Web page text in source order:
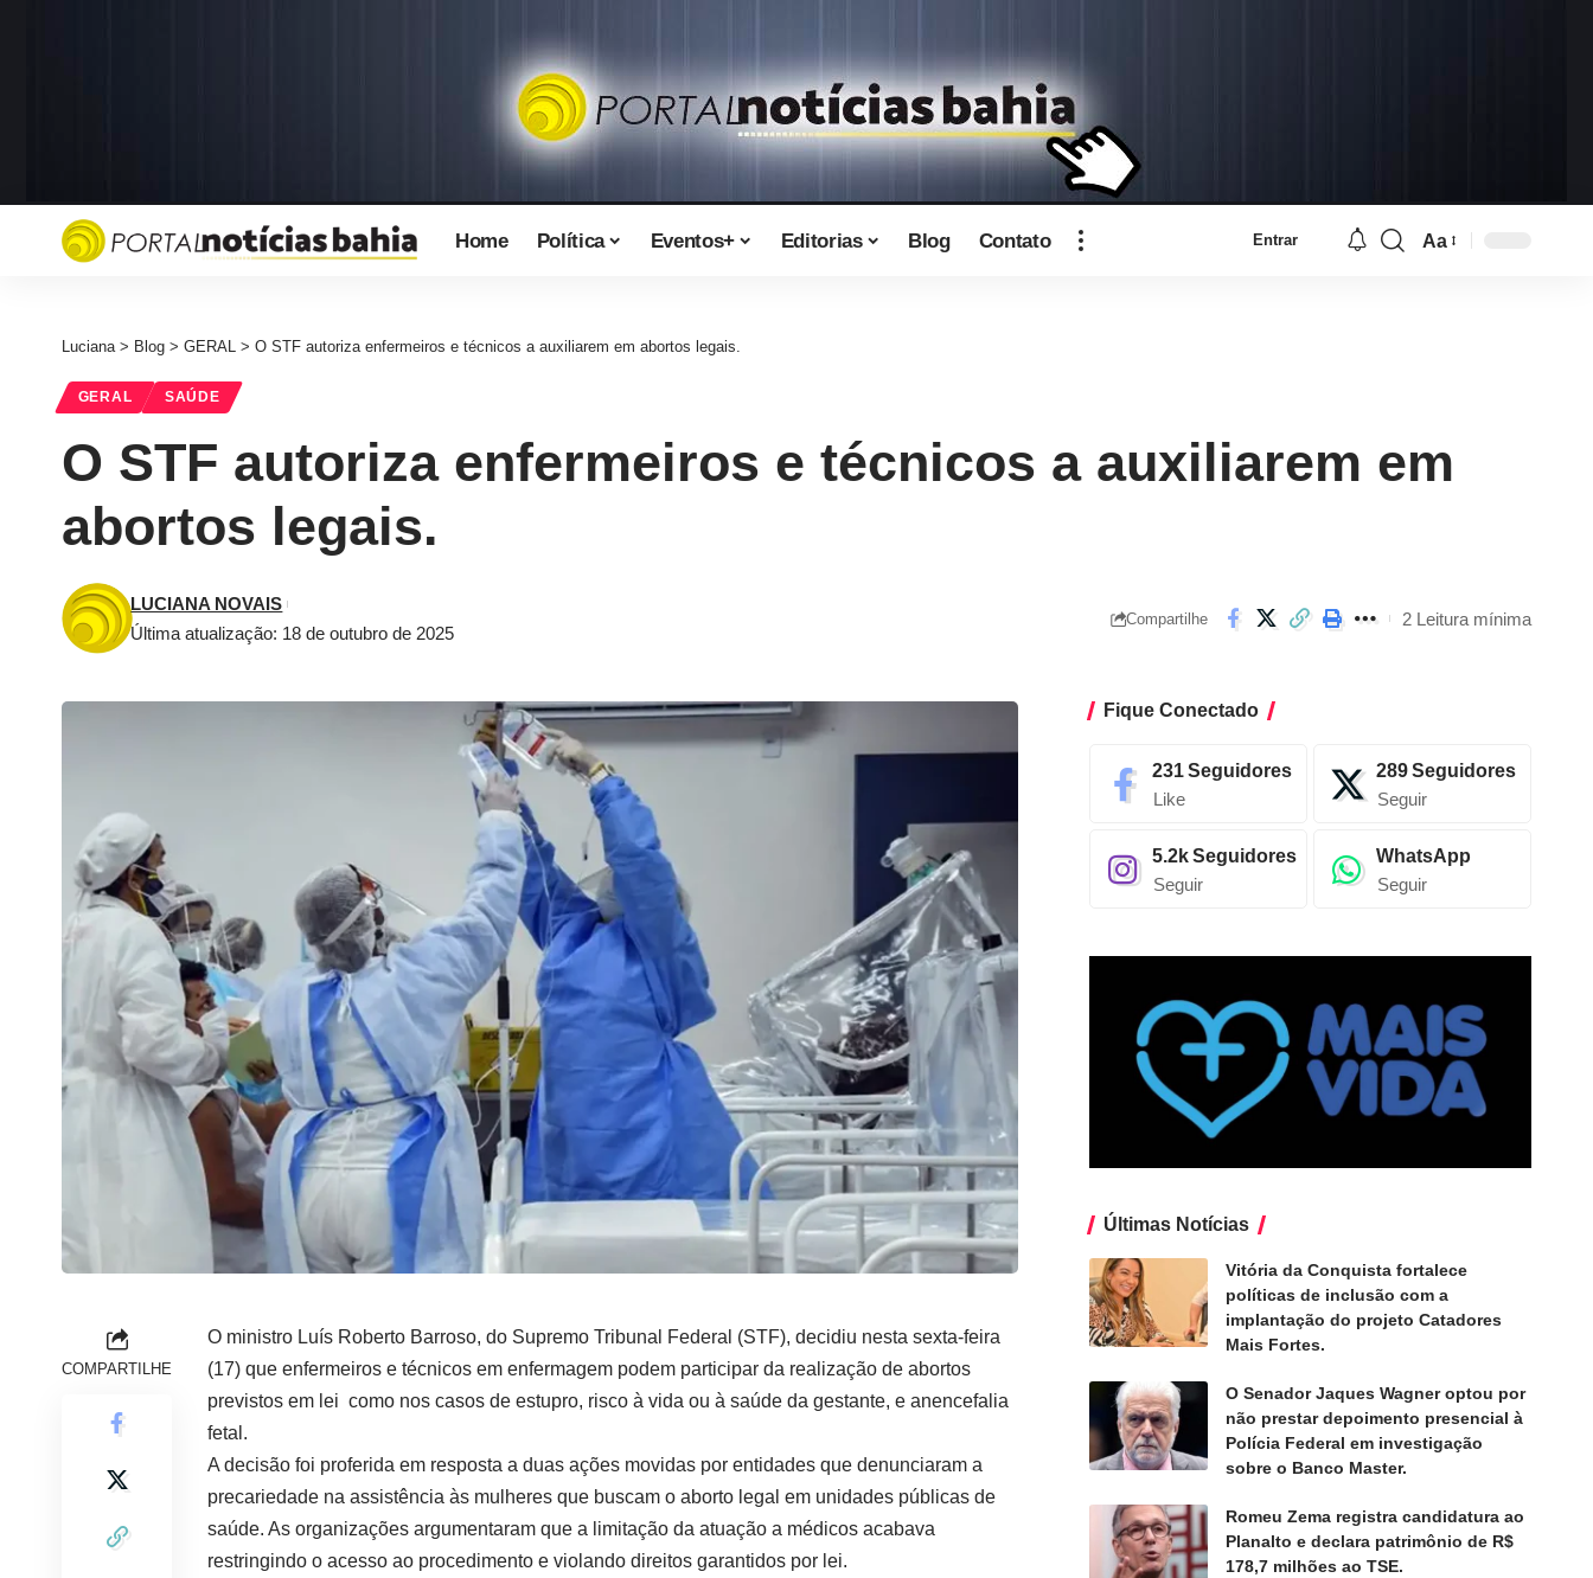
Home Política Eventos+ Editorias Blog Contato Entrar Aa
Luciana> Blog > GERAL > O STF autoriza enfermeiros e técnicos a auxiliarem em abortos legais.
GERAL SAÚDE
O STF autoriza enfermeiros e técnicos a auxiliarem em
abortos legais.
Última atualização: 18 de outubro de 2025
LUCIANA NOVAIS
Compartilhe 2 Leitura mínima
COMPARTILHE
O ministro Luís Roberto Barroso, do Supremo Tribunal Federal (STF), decidiu nesta sexta-feira
(17) que enfermeiros e técnicos em enfermagem podem participar da realização de abortos
previstos em lei como nos casos de estupro, risco à vida ou à saúde da gestante, e anencefalia
fetal.
A decisão foi proferida em resposta a duas ações movidas por entidades que denunciaram a
precariedade na assistência às mulheres que buscam o aborto legal em unidades públicas de
saúde. As organizações argumentaram que a limitação da atuação a médicos acabava
restringindo o acesso ao procedimento e violando direitos garantidos por lei.
Fique Conectado
231Seguidores
Like
289Seguidores
Seguir
5.2kSeguidores
Seguir
WhatsApp
Seguir
Últimas Notícias
Vitória da Conquista fortalece
políticas de inclusão com a
implantação do projeto Catadores
Mais Fortes.
O Senador Jaques Wagner optou por
não prestar depoimento presencial à
Polícia Federal em investigação
sobre o Banco Master.
Romeu Zema registra candidatura ao
Planalto e declara patrimônio de R$
178,7 milhões ao TSE.